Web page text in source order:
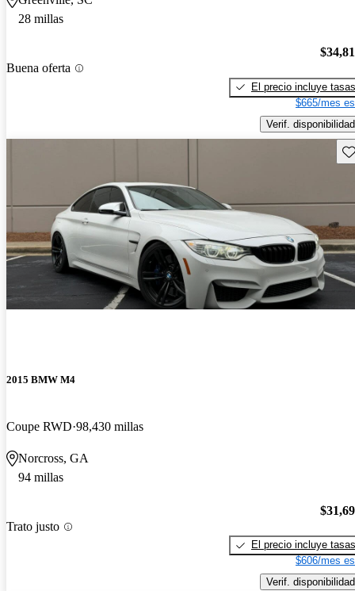
28 millas
Buena oferta
El precio incluye tasas
$665/mes
Verif. disponibilidad
2015 BMW M4
Coupe RWD 98,430 millas
Norcross, GA
94 millas
Trato justo
El precio incluye tasas
$606/mes
Verif. disponibilidad